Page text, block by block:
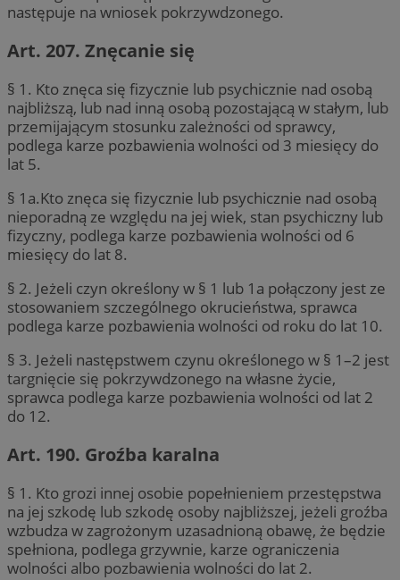
następuje na wniosek pokrzywdzonego.
Art. 207. Znęcanie się
§ 1. Kto znęca się fizycznie lub psychicznie nad osobą
najbliższą, lub nad inną osobą pozostającą w stałym, lub
przemijającym stosunku zależności od sprawcy,
podlega karze pozbawienia wolności od 3 miesięcy do
lat 5.
§ 1a.Kto znęca się fizycznie lub psychicznie nad osobą
nieporadną ze względu na jej wiek, stan psychiczny lub
fizyczny, podlega karze pozbawienia wolności od 6
miesięcy do lat 8.
§ 2. Jeżeli czyn określony w § 1 lub 1a połączony jest ze
stosowaniem szczególnego okrucieństwa, sprawca
podlega karze pozbawienia wolności od roku do lat 10.
§ 3. Jeżeli następstwem czynu określonego w § 1–2 jest
targnięcie się pokrzywdzonego na własne życie,
sprawca podlega karze pozbawienia wolności od lat 2
do 12.
Art. 190. Groźba karalna
§ 1. Kto grozi innej osobie popełnieniem przestępstwa
na jej szkodę lub szkodę osoby najbliższej, jeżeli groźba
wzbudza w zagrożonym uzasadnioną obawę, że będzie
spełniona, podlega grzywnie, karze ograniczenia
wolności albo pozbawienia wolności do lat 2.